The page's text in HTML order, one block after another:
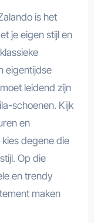
is het
je eigen stijl en
eigentijdse
leidend zijn
schoenen. Kijk
en
degene die
Op die
en trendy
maken